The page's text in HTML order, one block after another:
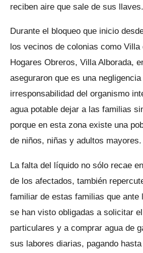
reciben aire que sale de sus llaves.
Durante el bloqueo que inicio
los vecinos de colonias como Villa
Hogares Obreros, Villa Alborada,
aseguraron que es una
irresponsabilidad del organismo
agua potable dejar a las familias
porque en esta zona existe una
de niños, niñas y adultos mayores.
La falta del líquido no sólo recae
de los afectados, también
familiar de estas familias que ante
se han visto obligadas a solicitar
particulares y a comprar agua de
sus labores diarias, pagando